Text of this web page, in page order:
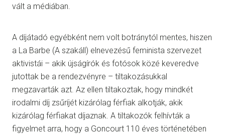
vált a médiában.
A díjátadó egyébként nem volt botránytól mentes, hiszen
a La Barbe (A szakáll) elnevezésű feminista szervezet
aktivistái – akik újságírók és fotósok közé keveredve
jutottak be a rendezvényre – tiltakozásukkal
megzavarták azt. Az ellen tiltakoztak, hogy mindkét
irodalmi díj zsűríjét kizárólag férfiak alkotják, akik
kizárólag férfiakat díjaznak. A tiltakozók felhívták a
figyelmet arra, hogy a Goncourt 110 éves történetében